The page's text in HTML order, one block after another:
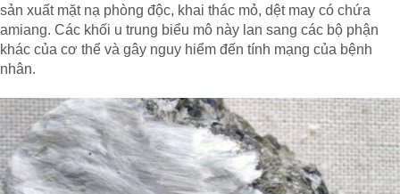
sản xuất mặt nạ phòng độc, khai thác mỏ, dệt may có chứa
amiang. Các khối u trung biểu mô này lan sang các bộ phận
khác của cơ thể và gây nguy hiểm đến tính mạng của bệnh
nhân.